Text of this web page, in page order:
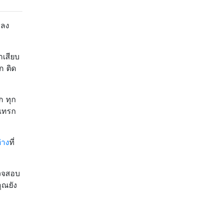
ง
สียบ
ติด
ทุก
รก
งที่
สอบ
ณยัง